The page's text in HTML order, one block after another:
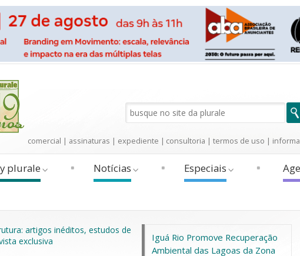
comercial | assinaturas | expediente | consultoria | termos de uso |
plurale Notícias Especiais
Iguá Rio Promove Recuperação
Ambiental das Lagoas da Zona